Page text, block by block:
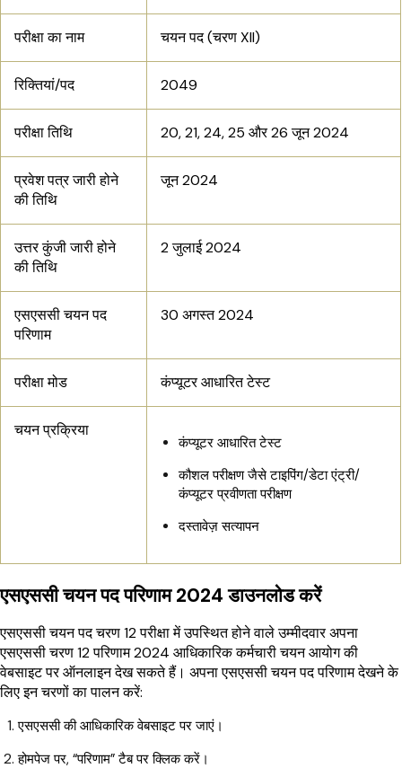
परीक्षा का नाम चयन पद (चरण XII)
रिक्तियां/पद 2049
परीक्षा तिथि 20, 21, 24, 25 और 26 जून 2024
प्रवेश पत्र जारी होने
की तिथि
जून 2024
उत्तर कुंजी जारी होने
की तिथि
2 जुलाई 2024
एसएससी चयन पद
परिणाम
30 अगस्त 2024
परीक्षा मोड कंप्यूटर आधारित टेस्ट
चयन प्रक्रिया
कंप्यूटर आधारित टेस्ट
कौशल परीक्षण जैसे टाइपिंग/डेटा एंट्री/
कंप्यूटर प्रवीणता परीक्षण
दस्तावेज़ सत्यापन
एसएससी चयन पद परिणाम 2024 डाउनलोड करें
एसएससी चयन पद चरण 12 परीक्षा में उपस्थित होने वाले उम्मीदवार अपना
एसएससी चरण 12 परिणाम 2024 आधिकारिक कर्मचारी चयन आयोग की
वेबसाइट पर ऑनलाइन देख सकते हैं। अपना एसएससी चयन पद परिणाम देखने के
लिए इन चरणों का पालन करें:
एसएससी की आधिकारिक वेबसाइट पर जाएं।
होमपेज पर, “परिणाम” टैब पर क्लिक करें।